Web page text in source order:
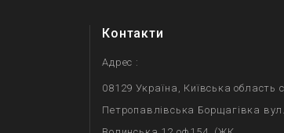
Контакти
Адрес :
08129 Україна, Київська область
Петропавлівська Борщагівка